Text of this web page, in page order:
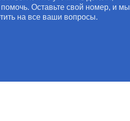
Оставьте свой номер, и мы
на все ваши вопросы.